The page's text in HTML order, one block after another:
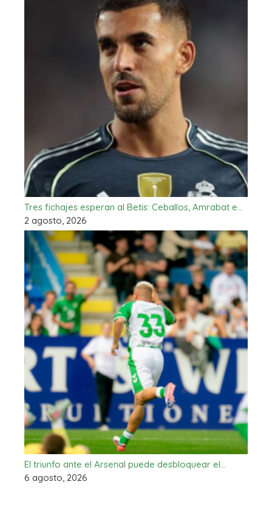
Tres fichajes esperan al Betis: Ceballos, Amrabat e…
2 agosto, 2026
El triunfo ante el Arsenal puede desbloquear el…
6 agosto, 2026